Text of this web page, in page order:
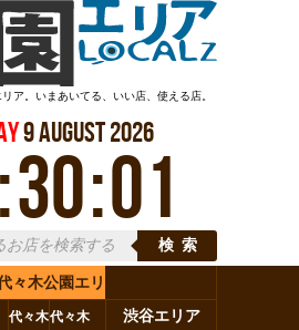
ア。いまあいてる、いい店、使える店。
9August2026
:30:02
検索
々木公園エリ
ア
渋谷エリア
代々木代々木